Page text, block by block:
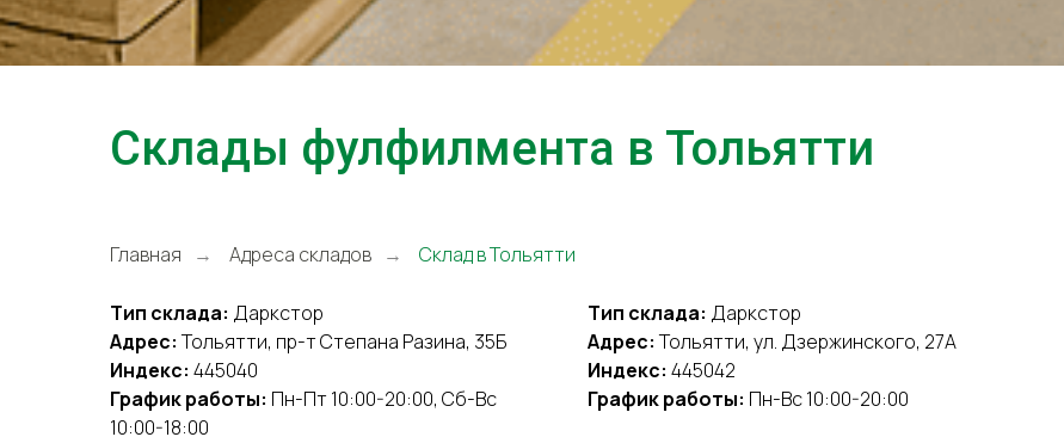
Склады фулфилмента в Тольятти
Главная → Адреса складов → Склад в Тольятти
Тип склада: Даркстор
Адрес:Тольятти, пр-т Степана Разина, 35Б
Индекс: 445040
График работы: Пн-Пт 10:00-20:00, Сб-Вс
10:00-18:00
Тип склада: Даркстор
Адрес:Тольятти, ул. Дзержинского, 27А
Индекс: 445042
График работы: Пн-Вс 10:00-20:00